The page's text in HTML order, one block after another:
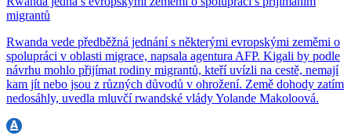
migrantů
Rwanda vede předběžná jednání s některými evropskými zeměmi o
spolupráci v oblasti migrace, napsala agentura AFP. Kigali by podle
návrhu mohlo přijímat rodiny migrantů, kteří uvízli na cestě, nemají
kam jít nebo jsou z různých důvodů v ohrožení. Země dohody zatím
nedosáhly, uvedla mluvčí rwandské vlády Yolande Makoloová.